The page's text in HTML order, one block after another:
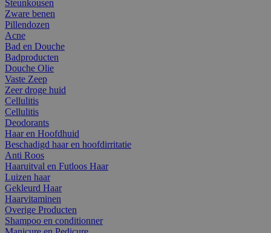
Steunkousen
Zware benen
Pillendozen
Acne
Bad en Douche
Badproducten
Douche Olie
Vaste Zeep
Zeer droge huid
Cellulitis
Cellulitis
Deodorants
Haar en Hoofdhuid
Beschadigd haar en hoofdirritatie
Anti Roos
Haaruitval en Futloos Haar
Luizen haar
Gekleurd Haar
Haarvitaminen
Overige Producten
Shampoo en conditionner